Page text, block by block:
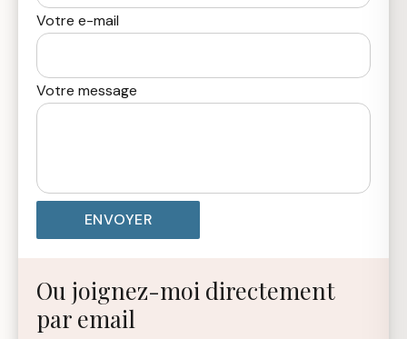
Votre e-mail
Votre message
Ou joignez-moi directement
par email